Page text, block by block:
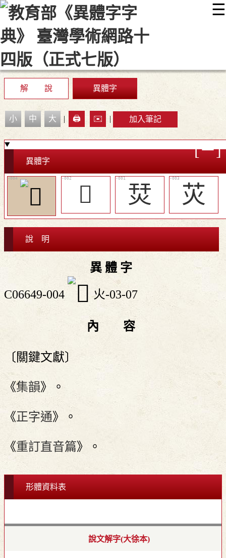
☰
::: 最新消息 常見問題 編輯說明
顯示模式
網站導覽
解 說 異體字
小 中 大 | 🖨️ ✉️ | 加入筆記
異體字
𤇇 烎 苂
說 明
異 體 字
C06649-004 火-03-07
內 容
〔關鍵文獻〕
《集韻》。
《正字通》。
《重訂直音篇》。
形體資料表
說文解字(大徐本)